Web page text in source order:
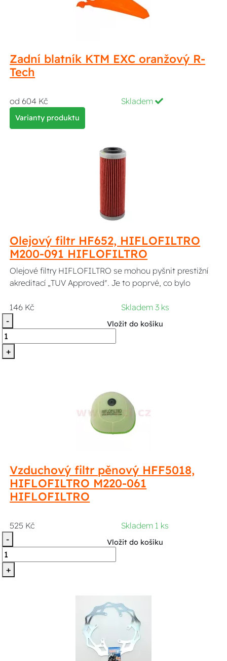
Zadní blatník KTM EXC oranžový R-
Tech
od 604 Kč Skladem
Varianty produktu
Olejový filtr HF652, HIFLOFILTRO
M200-091 HIFLOFILTRO
Olejové filtry HIFLOFILTRO se mohou pyšnit prestižní
akreditací „TUV Approved". Je to poprvé, co bylo
146 Kč
Skladem 3 ks
-
+
Vložit do košíku
Vzduchový filtr pěnový HFF5018,
HIFLOFILTRO M220-061
HIFLOFILTRO
525 Kč
Skladem 1 ks
-
+
Vložit do košíku